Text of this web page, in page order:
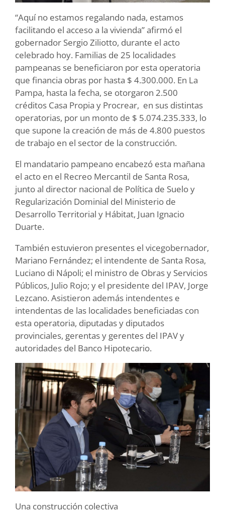
“Aquí no estamos regalando nada, estamos
facilitando el acceso a la vivienda” afirmó el
gobernador Sergio Ziliotto, durante el acto
celebrado hoy. Familias de 25 localidades
pampeanas se beneficiaron por esta operatoria
que financia obras por hasta $ 4.300.000. En La
Pampa, hasta la fecha, se otorgaron 2.500
créditos Casa Propia y Procrear, en sus distintas
operatorias, por un monto de $ 5.074.235.333, lo
que supone la creación de más de 4.800 puestos
de trabajo en el sector de la construcción.
El mandatario pampeano encabezó esta mañana
el acto en el Recreo Mercantil de Santa Rosa,
junto al director nacional de Política de Suelo y
Regularización Dominial del Ministerio de
Desarrollo Territorial y Hábitat, Juan Ignacio
Duarte.
También estuvieron presentes el vicegobernador,
Mariano Fernández; el intendente de Santa Rosa,
Luciano di Nápoli; el ministro de Obras y Servicios
Públicos, Julio Rojo; y el presidente del IPAV, Jorge
Lezcano. Asistieron además intendentes e
intendentas de las localidades beneficiadas con
esta operatoria, diputadas y diputados
provinciales, gerentas y gerentes del IPAV y
autoridades del Banco Hipotecario.
Una construcción colectiva